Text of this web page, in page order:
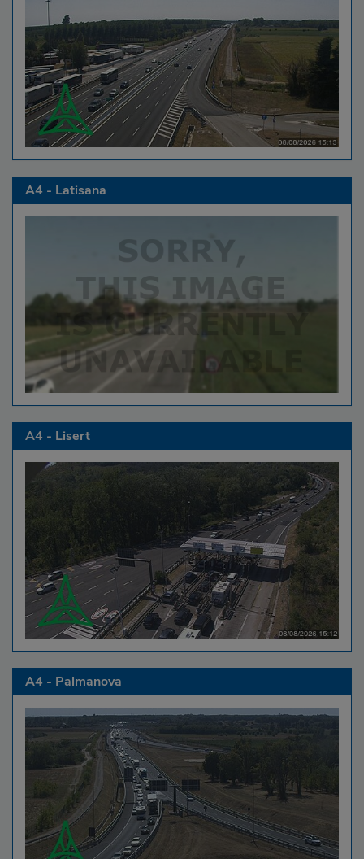
A4 - Latisana
A4 - Lisert
A4 - Palmanova